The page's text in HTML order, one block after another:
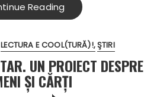
Reading
LECTURA E COOL(TURĂ)! ŞTIRI
UN PROIECT DESPRE
ŞI CĂRŢI